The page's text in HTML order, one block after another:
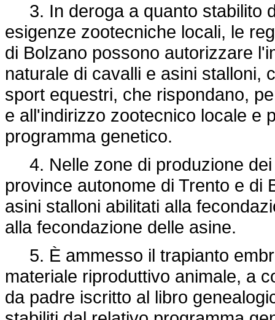
3. In deroga a quanto stabilito
esigenze zootecniche locali, le
di Bolzano possono autorizzare
naturale di cavalli e asini stalloni,
sport equestri, che rispondano,
e all'indirizzo zootecnico locale e
programma genetico.
4. Nelle zone di produzione dei
province autonome di Trento e di
asini stalloni abilitati alla
alla fecondazione delle asine.
5. È ammesso il trapianto
materiale riproduttivo animale, a
da padre iscritto al libro